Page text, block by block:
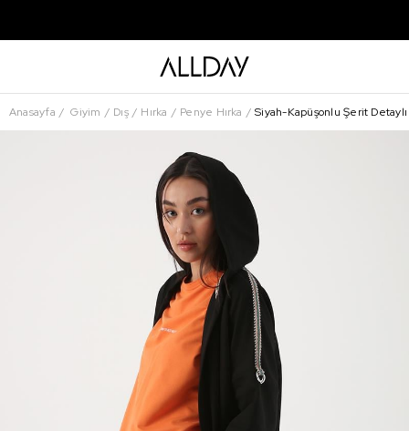
Anasayfa Giyim Dış Hırka Penye Hırka Siyah-Kapüşonlu Şerit Detaylı